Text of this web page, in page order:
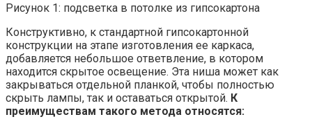
Рисунок 1: подсветка в потолке из гипсокартона
Конструктивно, к стандартной гипсокартонной
конструкции на этапе изготовления ее каркаса,
добавляется небольшое ответвление, в котором
находится скрытое освещение. Эта ниша может как
закрываться отдельной планкой, чтобы полностью
скрыть лампы, так и оставаться открытой. К
преимуществам такого метода относятся: